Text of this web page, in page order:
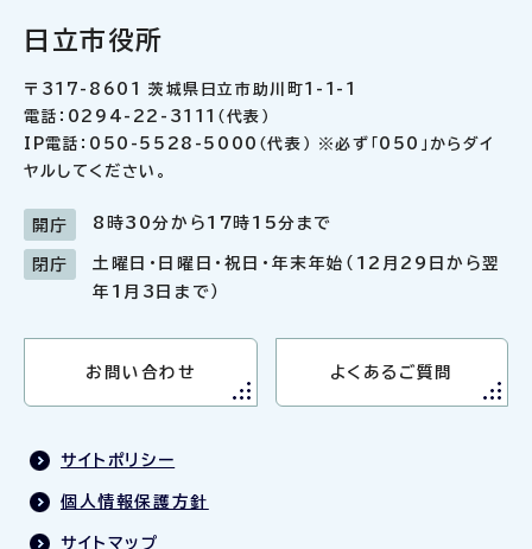
日立市役所
〒317-8601 茨城県日立市助川町1-1-1
電話：0294-22-3111（代表）
IP電話：050-5528-5000（代表） ※必ず「050」からダイ
ヤルしてください。
開庁 8時30分から17時15分まで
閉庁
土曜日・日曜日・祝日・年末年始（12月29日から翌
年1月3日まで）
お問い合わせ よくあるご質問
サイトポリシー
個人情報保護方針
サイトマップ